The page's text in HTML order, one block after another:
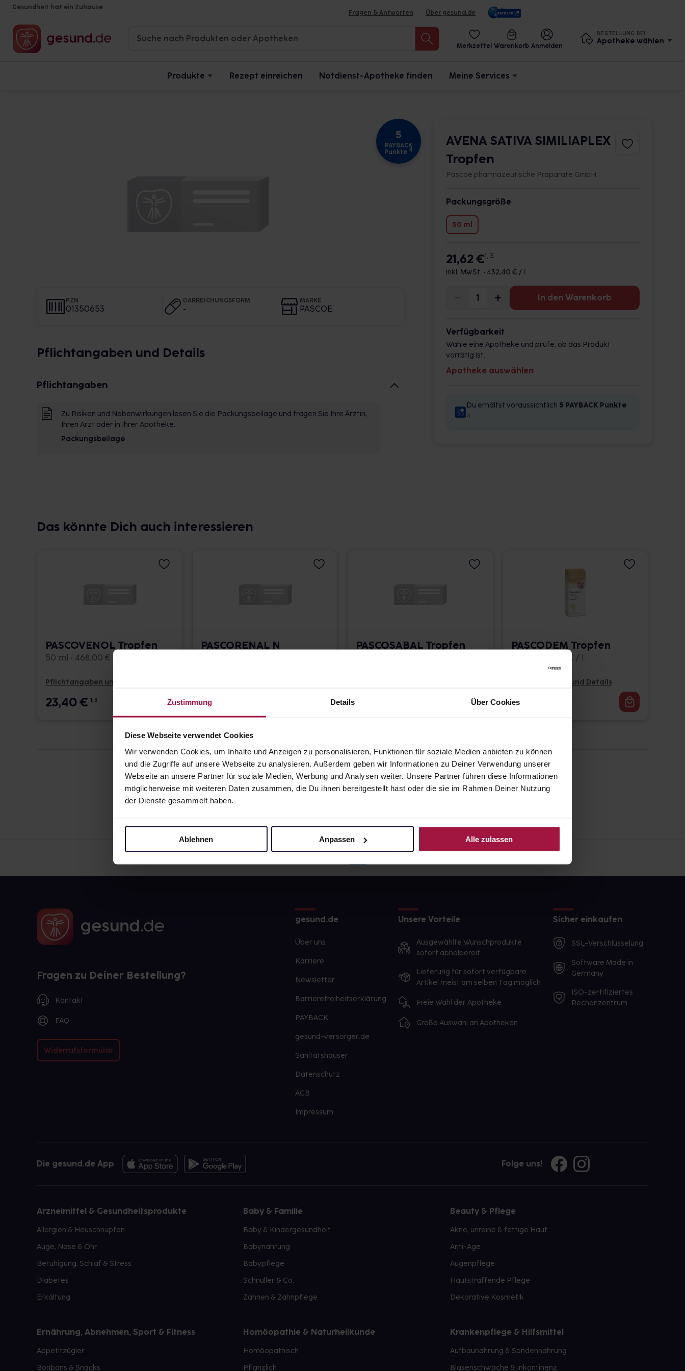
Zustimmung Details Über Cookies
Diese Webseite verwendet Cookies
Wir verwenden Cookies, um Inhalte und Anzeigen zu personalisieren, Funktionen für soziale Medien anbieten zu können
und die Zugriffe auf unsere Webseite zu analysieren. Außerdem geben wir Informationen zu Deiner Verwendung unserer
Webseite an unsere Partner für soziale Medien, Werbung und Analysen weiter. Unsere Partner führen diese Informationen
möglicherweise mit weiteren Daten zusammen, die Du ihnen bereitgestellt hast oder die sie im Rahmen Deiner Nutzung
der Dienste gesammelt haben.
Ablehnen Anpassen Alle zulassen
Gesundheit hat ein Zuhause
Fragen & Antworten Über gesund.de
Merkzettel Warenkorb Anmelden
BESTELLUNG BEI
Apotheke wählen
Produkte Rezept einreichen Notdienst-Apotheke finden Meine Services
5
PAYBACK
Punkte 4
PZN
01350653
DARREICHUNGSFORM
-
MARKE
PASCOE
Pflichtangaben und Details
Pflichtangaben
Zu Risiken und Nebenwirkungen lesen Sie die Packungsbeilage und fragen Sie Ihre Ärztin,
Ihren Arzt oder in Ihrer Apotheke.
Packungsbeilage
AVENA SATIVA SIMILIAPLEX
Tropfen
Pascoe pharmazeutische Präparate GmbH
Packungsgröße
50 ml
21,62 €1, 3
inkl. MwSt. • 432,40 € / l
In den Warenkorb
Verfügbarkeit
Wähle eine Apotheke und prüfe, ob das Produkt
vorrätig ist.
Apotheke auswählen
Du erhältst voraussichtlich 5 PAYBACK Punkte
4
Das könnte Dich auch interessieren
PASCOVENOL Tropfen
50 ml • 468,00 € / l
Pflichtangaben und Details
23,40€ 1, 3
PASCORENAL N
24,15
PASCOSABAL Tropfen PASCODEM Tropfen
50 ml • 519,80 € / l
Pflichtangaben und Details
25,99
Fragen zu Deiner Bestellung?
Kontakt
FAQ
Widerrufsformular
gesund.de
Über uns
Karriere
Newsletter
Barrierefreiheitserklärung
PAYBACK
gesund-versorger.de
Sanitätshäuser
Datenschutz
AGB
Impressum
Unsere Vorteile
Ausgewählte Wunschprodukte
sofort abholbereit
Lieferung für sofort verfügbare
Artikel meist am selben Tag möglich
Freie Wahl der Apotheke
Große Auswahl an Apotheken
Sicher einkaufen
SSL-Verschlüsselung
Software Made in
Germany
ISO-zertifiziertes
Rechenzentrum
Die gesund.de App Folge uns!
Arzneimittel & Gesundheitsprodukte
Allergien & Heuschnupfen
Auge, Nase & Ohr
Beruhigung, Schlaf & Stress
Diabetes
Erkältung
Baby & Familie
Baby & Kindergesundheit
Babynahrung
Babypflege
Schnuller & Co.
Zahnen & Zahnpflege
Beauty & Pflege
Akne, unreine & fettige Haut
Anti-Age
Augenpflege
Hautstraffende Pflege
Dekorative Kosmetik
Ernährung, Abnehmen, Sport & Fitness
Appetitzügler
Bonbons & Snacks
Homöopathie & Naturheilkunde
Homöopathisch
Pflanzlich
Krankenpflege & Hilfsmittel
Aufbaunahrung & Sondennahrung
Blasenschwäche & Inkontinenz